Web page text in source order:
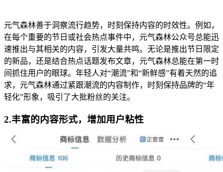
元气森林善于洞察流行趋势，时刻保持内容的时效性。例如，
在每个重要的节日或社会热点事件中，元气森林公众号总能迅
速推出与其相关的内容，引发大量共鸣。无论是推出节日限定
的新品，还是结合热点话题发布文章，元气森林总能在第一时
间抓住用户的眼球。年轻人对“潮流”和“新鲜感”有着天然的追
求，元气森林通过紧跟潮流的内容制作，时刻保持品牌的“年
轻化”形象，吸引了大批粉丝的关注。
2.丰富的内容形式，增加用户粘性